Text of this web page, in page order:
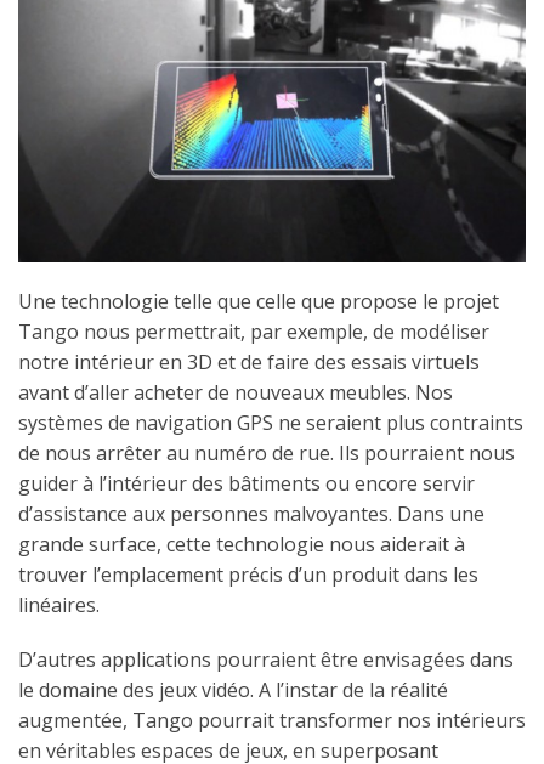
Une technologie telle que celle que propose le projet
Tango nous permettrait, par exemple, de modéliser
notre intérieur en 3D et de faire des essais virtuels
avant d’aller acheter de nouveaux meubles. Nos
systèmes de navigation GPS ne seraient plus contraints
de nous arrêter au numéro de rue. Ils pourraient nous
guider à l’intérieur des bâtiments ou encore servir
d’assistance aux personnes malvoyantes. Dans une
grande surface, cette technologie nous aiderait à
trouver l’emplacement précis d’un produit dans les
linéaires.
D’autres applications pourraient être envisagées dans
le domaine des jeux vidéo. A l’instar de la réalité
augmentée, Tango pourrait transformer nos intérieurs
en véritables espaces de jeux, en superposant